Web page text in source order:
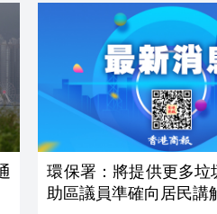
環保署：將提供更多垃
助區議員準確向居民講